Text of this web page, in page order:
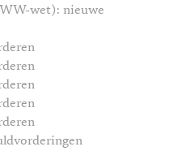
wet): nieuwe